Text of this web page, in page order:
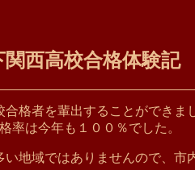
西高校合格体験記
格者を輩出することができ
率は今年も１００％でした。
地域ではありませんので、